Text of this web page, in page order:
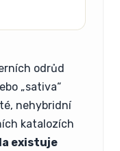
odrůd
„sativa“
nehybridní
katalozích
existuje